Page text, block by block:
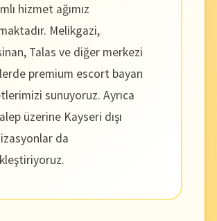
hizmet ağımız
Melikgazi,
Talas ve diğer merkezi
premium escort bayan
sunuyoruz. Ayrıca
üzerine Kayseri dışı
da